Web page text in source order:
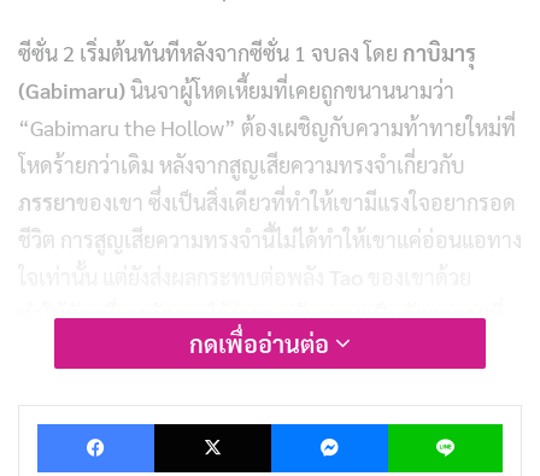
ซีซั่น 2 เริ่มต้นทันทีหลังจากซีซั่น 1 จบลง โดย กาบิมารุ
(Gabimaru)นินจาผู้โหดเหี้ยมที่เคยถูกขนานนามว่า
“Gabimaru the Hollow” ต้องเผชิญกับความท้าทายใหม่ที่
โหดร้ายกว่าเดิม หลังจากสูญเสียความทรงจำเกี่ยวกับ
ภรรยาของเขา ซึ่งเป็นสิ่งเดียวที่ทำให้เขามีแรงใจอยากรอด
ชีวิต การสูญเสียความทรงจำนี้ไม่ได้ทำให้เขาแค่อ่อนแอทาง
ทำให้ศัตรูที่เคยจัดการได้ง่ายๆ กลับกลายเป็นภัยคุกคามที่
Hell’s Paradise ซีซั่น 2 ไม่ได้เสียเวลาในการปูเรื่องช้าๆ แต่
กระโดดเข้าสู่
ได้ทันทีตั้งแต่ตอนแรก ตอนที่ 1 (หรือ
กดเพื่ออ่านต่อ
Facebook X Messenger Line